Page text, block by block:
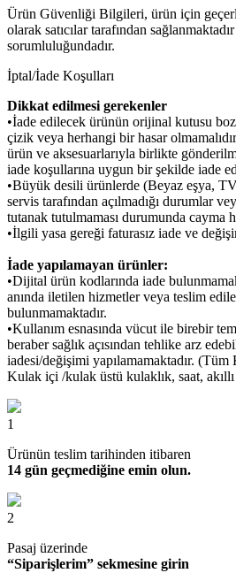
Ürün Güvenliği Bilgileri, ürün için
olarak satıcılar tarafından
sorumluluğundadır.
İptal/İade Koşulları
Dikkat edilmesi gerekenler
•İade edilecek ürünün orijinal kutusu
çizik veya herhangi bir hasar
ürün ve aksesuarlarıyla birlikte
iade koşullarına uygun bir şekilde iade
•Büyük desili ürünlerde (Beyaz eşya,
servis tarafından açılmadığı durumlar
tutanak tutulmaması durumunda cayma
•İlgili yasa gereği faturasız iade ve
İade yapılamayan ürünler:
•Dijital ürün kodlarında iade
anında iletilen hizmetler veya teslim
bulunmamaktadır.
•Kullanım esnasında vücut ile birebir
beraber sağlık açısından tehlike arz
iadesi/değişimi yapılamamaktadır.
Kulak içi /kulak üstü kulaklık, saat,
1
Ürünün teslim tarihinden itibaren
14 gün geçmediğine emin olun.
2
Pasaj üzerinde
“Siparişlerim” sekmesine girin